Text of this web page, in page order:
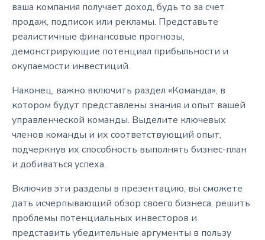
ваша компания получает доход, будь то за счет
продаж, подписок или рекламы. Представьте
реалистичные финансовые прогнозы,
демонстрирующие потенциал прибыльности и
окупаемости инвестиций.
Наконец, важно включить раздел «Команда», в
котором будут представлены знания и опыт вашей
управленческой команды. Выделите ключевых
членов команды и их соответствующий опыт,
подчеркнув их способность выполнять бизнес-план
и добиваться успеха.
Включив эти разделы в презентацию, вы сможете
дать исчерпывающий обзор своего бизнеса, решить
проблемы потенциальных инвесторов и
представить убедительные аргументы в пользу